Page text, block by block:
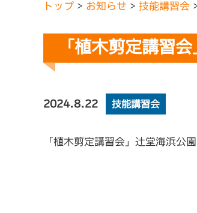
トップ > お知らせ >技能講習会
「植木剪定講習
2024.8.22 技能講習会
「植木剪定講習会」辻堂海浜公